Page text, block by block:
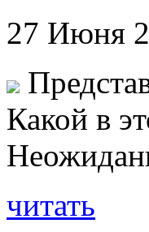
27 Июня
Какой в
читать